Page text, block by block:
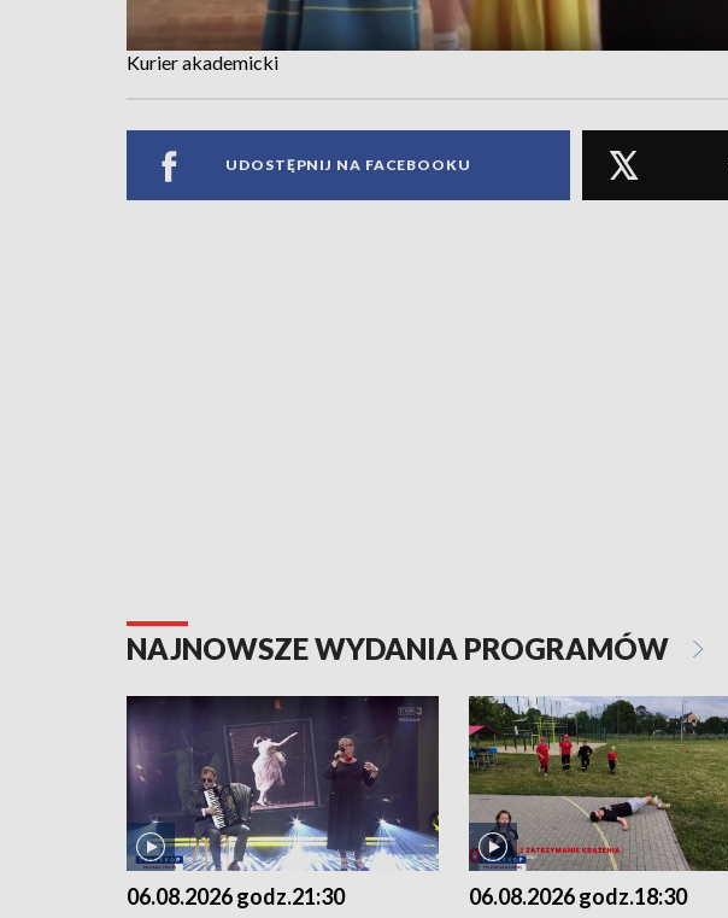
Kurier akademicki
UDOSTĘPNIJ NA FACEBOOKU
NAJNOWSZE WYDANIA PROGRAMÓW
06.08.2026 godz.21:30 06.08.2026 godz.18:30